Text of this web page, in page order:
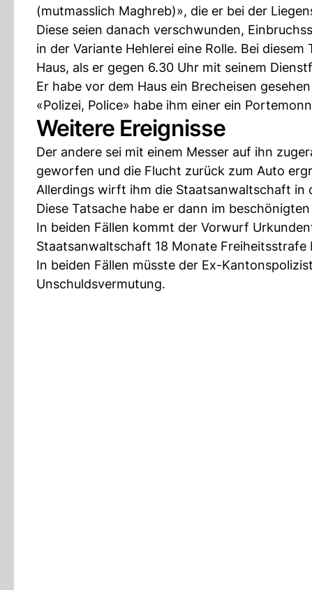
(mutmasslich Maghreb)», die er bei der
Diese seien danach verschwunden,
in der Variante Hehlerei eine Rolle. Bei
Haus, als er gegen 6.30 Uhr mit seinem
Er habe vor dem Haus ein Brecheisen
«Polizei, Police» habe ihm einer ein
Weitere Ereignisse
Der andere sei mit einem Messer auf ihn
geworfen und die Flucht zurück zum Auto
Allerdings wirft ihm die Staatsanwaltschaft in
Diese Tatsache habe er dann im
In beiden Fällen kommt der Vorwurf
Staatsanwaltschaft 18 Monate
In beiden Fällen müsste der Ex-
Unschuldsvermutung.